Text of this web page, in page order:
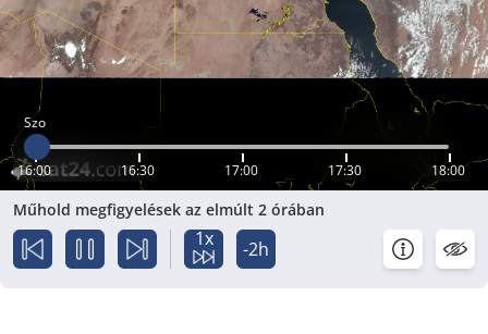
Szo
16:00 16:30 17:00 17:30 18:00
Műhold megfigyelések az elmúlt 2 órában
1x -2h